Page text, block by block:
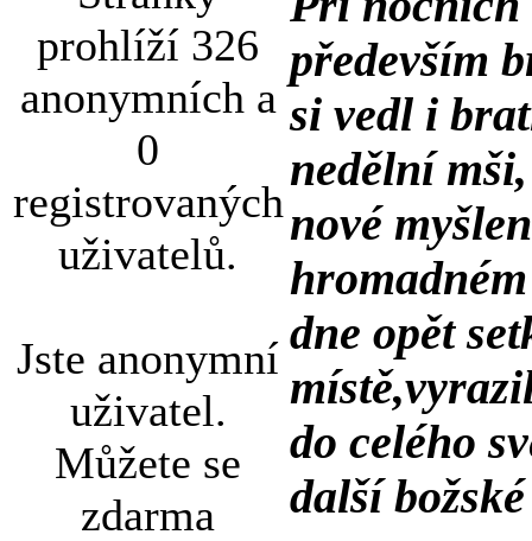
prohlíží 326
anonymních a
0
registrovaných
uživatelů.
Jste anonymní
uživatel.
Můžete se
zdarma
především
si vedl i
nedělní
nové
dne opět
do celého
další